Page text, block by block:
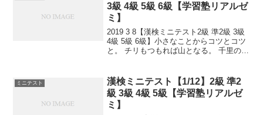
3級 4級 5級 6級【学習塾リアルゼ
ミ】
2019 3 8【漢検ミニテスト2級 準2級 3級
4級 5級 6級】小さなことからコツとコツ
と。 チリもつもれば山となる。 千里の道
問題と熟語問題などの出来具合が...
ミニテスト
漢検ミニテスト【1/12】2級 準2
級 3級 4級 5級【学習塾リアルゼ
ミ】